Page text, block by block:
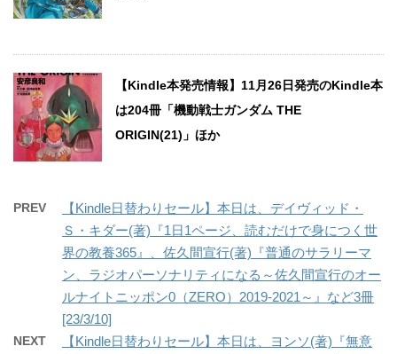
【Kindle本発売情報】11月26日発売のKindle本
は204冊「機動戦士ガンダム THE
ORIGIN(21)」ほか
PREV
【Kindle日替わりセール】本日は、デイヴィッド・
Ｓ・キダー(著)『1日1ページ、読むだけで身につく世
界の教養365』、佐久間宣行(著)『普通のサラリーマ
ン、ラジオパーソナリティになる～佐久間宣行のオー
ルナイトニッポン0（ZERO）2019-2021～』など3冊
[23/3/10]
NEXT
【Kindle日替わりセール】本日は、ヨンソ(著)『無意